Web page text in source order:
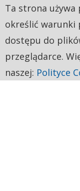
Ta strona używa
określić warunki
dostępu do
przeglądarce.
naszej: Polityce